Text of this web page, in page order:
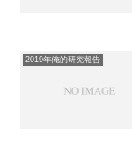
2019年俺的研究報告